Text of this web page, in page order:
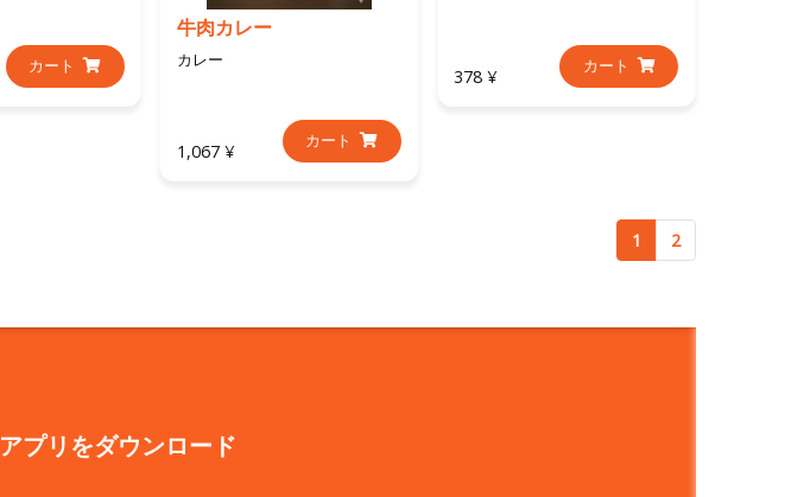
カート
牛肉カレー
カレー
1,067 ¥ カート
378 ¥ カート
1 2
アプリをダウンロード